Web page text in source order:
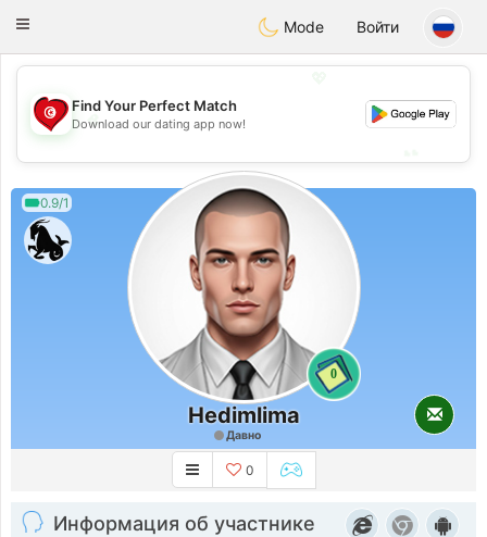
Tunisia Dating
Toggle
Mode Войти
💖
💕
Find Your Perfect Match
Download our dating app now!
0.9/1
0
Hedimlima
Давно
0
Информация об участнике